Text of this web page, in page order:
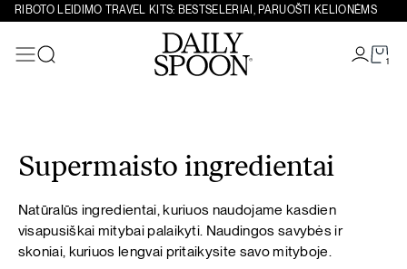
RIBOTO LEIDIMO TRAVEL KITS: BESTSELERIAI, PARUOŠTI KELIONĖMS
1
Supermaisto ingredientai
Natūralūs ingredientai, kuriuos naudojame kasdien
visapusiškai mitybai palaikyti. Naudingos savybės ir
skoniai, kuriuos lengvai pritaikysite savo mityboje.